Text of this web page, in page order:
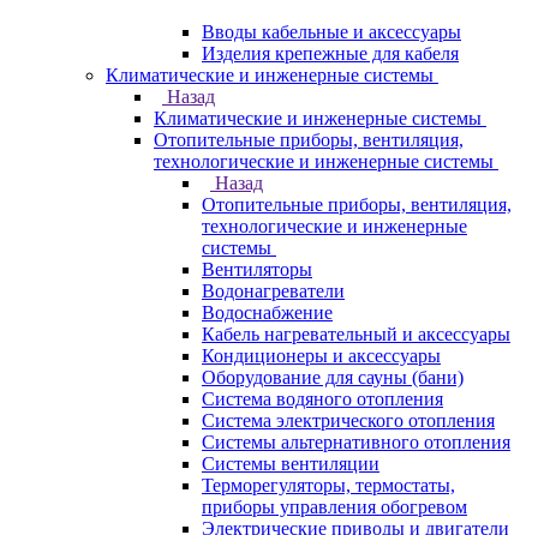
Вводы кабельные и аксессуары
Изделия крепежные для кабеля
Климатические и инженерные системы
Назад
Климатические и инженерные системы
Отопительные приборы, вентиляция,
технологические и инженерные системы
Назад
Отопительные приборы, вентиляция,
технологические и инженерные
системы
Вентиляторы
Водонагреватели
Водоснабжение
Кабель нагревательный и аксессуары
Кондиционеры и аксессуары
Оборудование для сауны (бани)
Система водяного отопления
Система электрического отопления
Системы альтернативного отопления
Системы вентиляции
Терморегуляторы, термостаты,
приборы управления обогревом
Электрические приводы и двигатели